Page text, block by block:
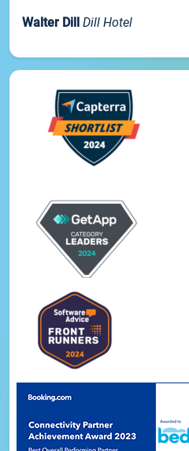
Walter Dill Dill Hotel